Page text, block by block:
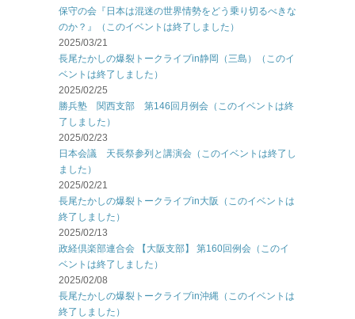
保守の会『日本は混迷の世界情勢をどう乗り切るべきな
のか？』（このイベントは終了しました）
2025/03/21
長尾たかしの爆裂トークライブin静岡（三島）（このイ
ベントは終了しました）
2025/02/25
勝兵塾 関西支部 第146回月例会（このイベントは終
了しました）
2025/02/23
日本会議 天長祭参列と講演会（このイベントは終了し
ました）
2025/02/21
長尾たかしの爆裂トークライブin大阪（このイベントは
終了しました）
2025/02/13
政経倶楽部連合会 【大阪支部】 第160回例会（このイ
ベントは終了しました）
2025/02/08
長尾たかしの爆裂トークライブin沖縄（このイベントは
終了しました）